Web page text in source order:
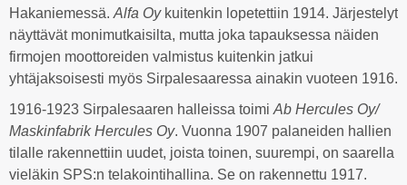
Hakaniemessä. Alfa Oykuitenkin lopetettiin 1914. Järjestelyt
näyttävät monimutkaisilta, mutta joka tapauksessa näiden
firmojen moottoreiden valmistus kuitenkin jatkui
yhtäjaksoisesti myös Sirpalesaaressa ainakin vuoteen 1916.
1916-1923 Sirpalesaaren halleissa toimi Ab Hercules Oy/
Maskinfabrik Hercules Oy. Vuonna 1907 palaneiden hallien
tilalle rakennettiin uudet, joista toinen, suurempi, on saarella
vieläkin SPS:n telakointihallina. Se on rakennettu 1917.